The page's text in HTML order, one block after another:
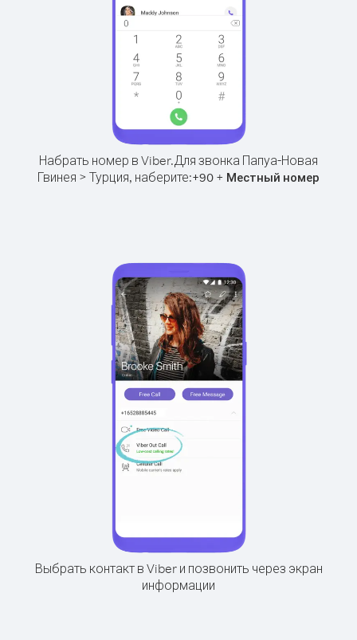
Набрать номер в Viber.Для звонка Папуа-Новая
Гвинея > Турция, наберите:+90 + Местный номер
Выбрать контакт в Viber и позвонить через экран
информации